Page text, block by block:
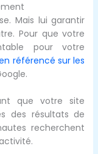
Mais lui garantir
Pour que votre
pour votre
référencé sur les
que votre site
des résultats de
recherchent